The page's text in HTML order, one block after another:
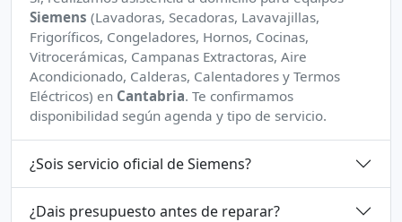
Siemens (Lavadoras, Secadoras, Lavavajillas,
Frigoríficos, Congeladores, Hornos, Cocinas,
Vitrocerámicas, Campanas Extractoras, Aire
Acondicionado, Calderas, Calentadores y Termos
Eléctricos) en Cantabria. Te confirmamos
disponibilidad según agenda y tipo de servicio.
¿Sois servicio oficial de Siemens?
¿Dais presupuesto antes de reparar?